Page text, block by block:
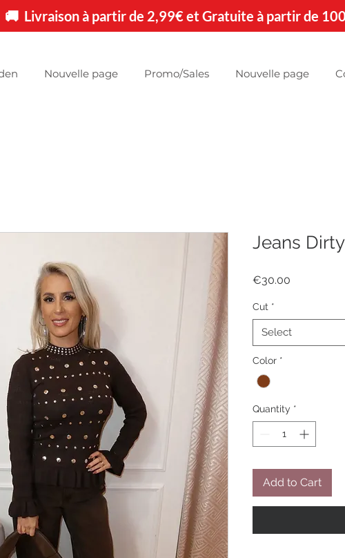
🚚  Livraison à partir de 2,99€ et Gratuite à partir de
Nouvelle page Promo/Sales Nouvelle page
Jeans Dirty
€30.00
Cut *
Select
Color *
Quantity *
Add to Cart